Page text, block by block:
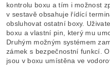
kontrolu boxu a tím i možnost
v sestavě obsahuje řídící
obsluhovat ostatní boxy.
boxu a vlastní pin, který mu
Druhým možným systémem
zámek s bezpečnostní funkcí.
jsou v boxu umístěna ve